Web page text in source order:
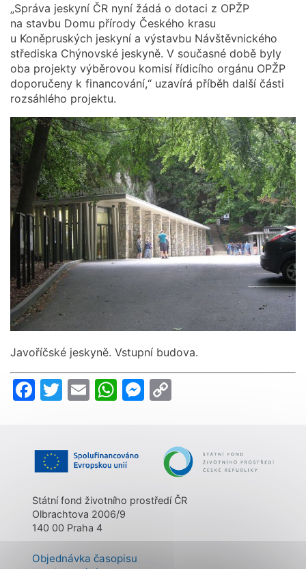
„Správa jeskyní ČR nyní žádá o dotaci z OPŽP
na stavbu Domu přírody Českého krasu
u Koněpruských jeskyní a výstavbu Návštěvnického
střediska Chýnovské jeskyně. V současné době byly
oba projekty výběrovou komisí řídicího orgánu OPŽP
doporučeny k financování,“ uzavírá příběh další části
rozsáhlého projektu.
Javoříčské jeskyně. Vstupní budova.
Facebook
Twitter
EmailWhatsApp
Messenger
Státní fond životního prostředí ČR
Olbrachtova 2006/9
140 00 Praha 4
Objednávka časopisu